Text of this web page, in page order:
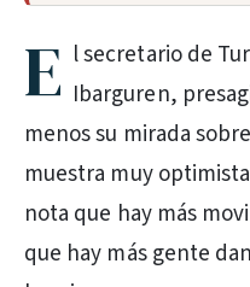
E l secretario de
Ibarguren,
menos su mirada
muestra muy
nota que hay más
que hay más gente